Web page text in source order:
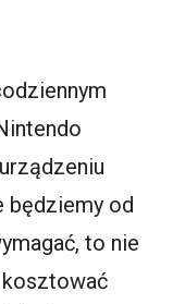
będziemy od
to nie